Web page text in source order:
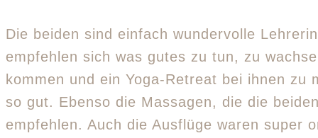
Die beiden sind einfach wundervolle
empfehlen sich was gutes zu tun, zu
kommen und ein Yoga-Retreat bei ihnen
so gut. Ebenso die Massagen, die die
empfehlen. Auch die Ausflüge waren super